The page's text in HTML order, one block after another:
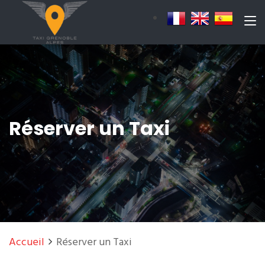
Réserver un Taxi
Accueil Réserver un Taxi